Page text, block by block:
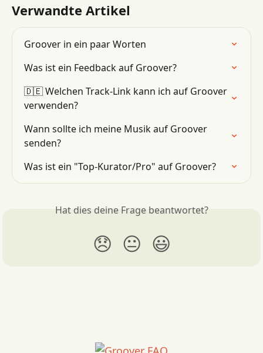
Verwandte Artikel
Groover in ein paar Worten
Was ist ein Feedback auf Groover?
🇩🇪 Welchen Track-Link kann ich auf Groover
verwenden?
Wann sollte ich meine Musik auf Groover
senden?
Was ist ein "Top-Kurator/Pro" auf Groover?
Hat dies deine Frage beantwortet?
😞 😐 😃